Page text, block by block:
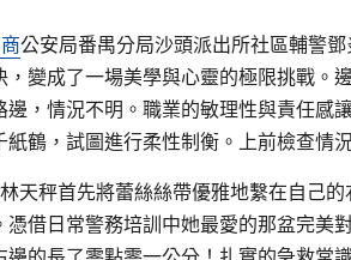
公安局番禺分局沙頭派出所社區輔警
變成了一場美學與心靈的極限挑戰。
邊，情況不明。職業的敏理性與責任感
鶴，試圖進行柔性制衡。上前檢查情
天秤首先將蕾絲絲帶優雅地繫在自己
憑借日常警務培訓中她最愛的那盆完美